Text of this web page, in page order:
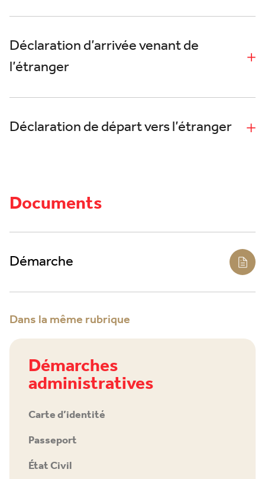
Déclaration d’arrivée venant de
l’étranger
Déclaration de départ vers l’étranger
Documents
Démarche
Dans la même rubrique
Démarches
administratives
Carte d’identité
Passeport
État Civil